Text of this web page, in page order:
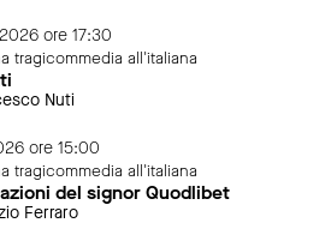
ore 17:30
tragicommedia all'italiana
Nuti
ore 15:00
tragicommedia all'italiana
del signor Quodlibet
Ferraro